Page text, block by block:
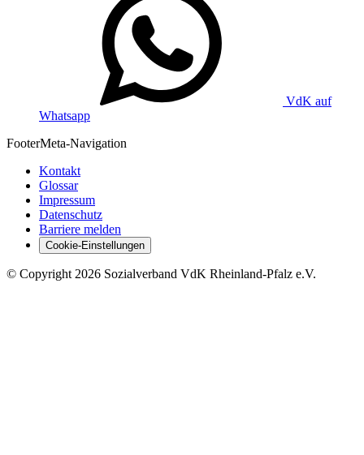
VdK auf
Whatsapp
FooterMeta-Navigation
Kontakt
Glossar
Impressum
Datenschutz
Barriere melden
Cookie-Einstellungen
© Copyright 2026 Sozialverband VdK Rheinland-Pfalz e.V.